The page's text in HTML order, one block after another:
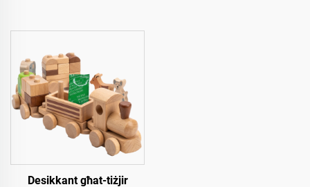
Desikkant għat-tiżjir